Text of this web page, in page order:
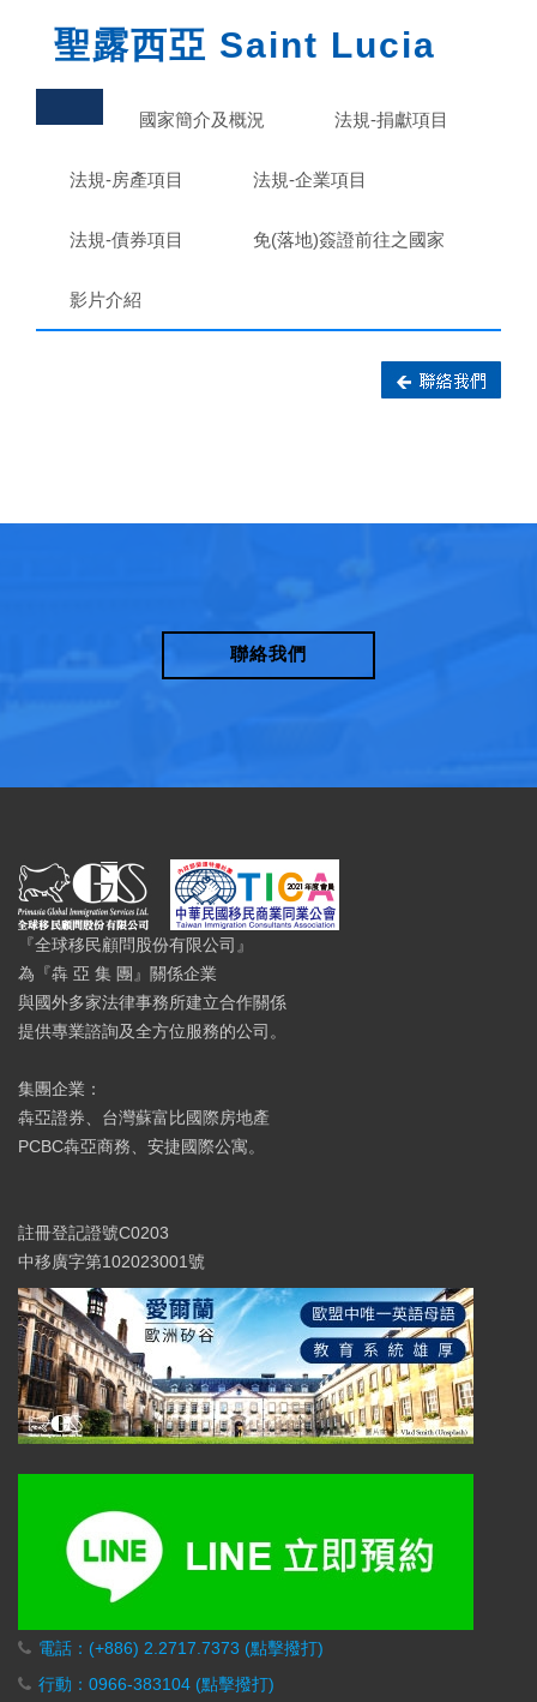
聖露西亞 Saint Lucia
國家簡介及概況 法規-捐獻項目
法規-房產項目 法規-企業項目
法規-債券項目 免(落地)簽證前往之國家
影片介紹
聯絡我們
『全球移民顧問股份有限公司』
為『犇 亞 集 團』關係企業
與國外多家法律事務所建立合作關係
提供專業諮詢及全方位服務的公司。
集團企業：
犇亞證券、台灣蘇富比國際房地產
PCBC犇亞商務、安捷國際公寓。
註冊登記證號C0203
中移廣字第102023001號
電話：(+886) 2.2717.7373 (點擊撥打)
行動：0966-383104 (點擊撥打)